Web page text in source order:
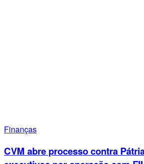
Finanças
CVM abre processo contra